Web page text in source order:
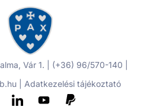
Vár 1. | (+36) 96/570-140 |
| Adatkezelési tájékoztató